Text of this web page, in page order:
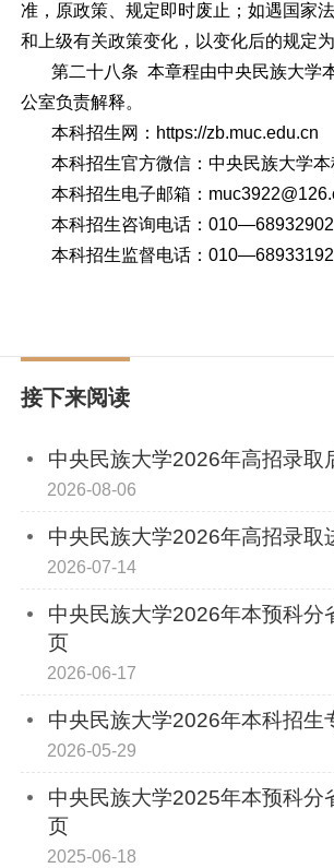
准，原政策、规定即时废止；如遇国家
和上级有关政策变化，以变化后的规定为
第二十八条 本章程由中央民族大学
公室负责解释。
本科招生网：https://zb.muc.edu.cn
本科招生官方微信：中央民族大学本
本科招生电子邮箱：
本科招生咨询电话：010—68932902
本科招生监督电话：010—68933192
接下来阅读
中央民族大学2026年高招录取
2026-08-06
中央民族大学2026年高招录取
2026-07-14
中央民族大学2026年本预科分
页
2026-06-17
中央民族大学2026年本科招生
2026-05-29
中央民族大学2025年本预科分
页
2025-06-18